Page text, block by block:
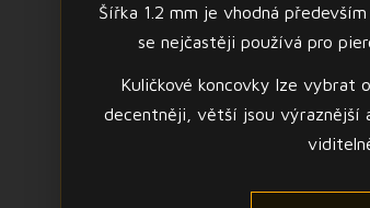
Šířka 1.2 mm je vhodná
se nejčastěji používá pro
Kuličkové koncovky lze vybrat
decentněji, větší jsou výraznější